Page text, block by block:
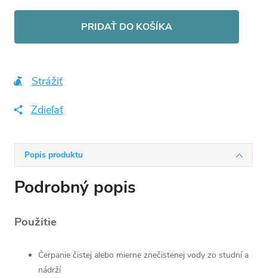
PRIDAŤ DO KOŠÍKA
Strážiť
Zdieľať
Popis produktu
Podrobný popis
Použitie
Čerpanie čistej alebo mierne znečistenej vody zo studní a
nádrží